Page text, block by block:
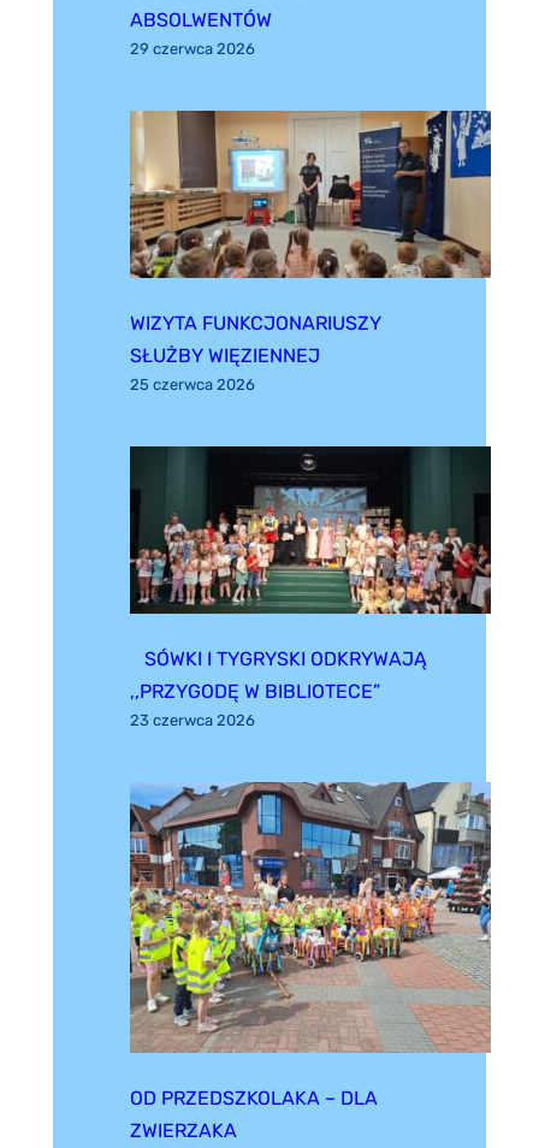
ABSOLWENTÓW
29 czerwca 2026
WIZYTA FUNKCJONARIUSZY
SŁUŻBY WIĘZIENNEJ
25 czerwca 2026
SÓWKI I TYGRYSKI ODKRYWAJĄ
,,PRZYGODĘ W BIBLIOTECE”
23 czerwca 2026
OD PRZEDSZKOLAKA – DLA
ZWIERZAKA